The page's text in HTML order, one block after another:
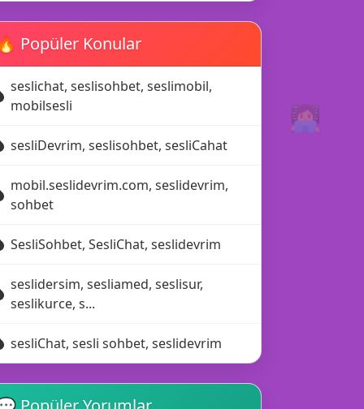
👩‍💻
📩
Popüler Konular
seslichat, seslisohbet, seslimobil,
mobilsesli
sesliDevrim, seslisohbet, sesliCahat
mobil.seslidevrim.com, seslidevrim,
sohbet
SesliSohbet, SesliChat, seslidevrim
seslidersim, sesliamed, seslisur,
seslikurce, s...
sesliChat, sesli sohbet, seslidevrim